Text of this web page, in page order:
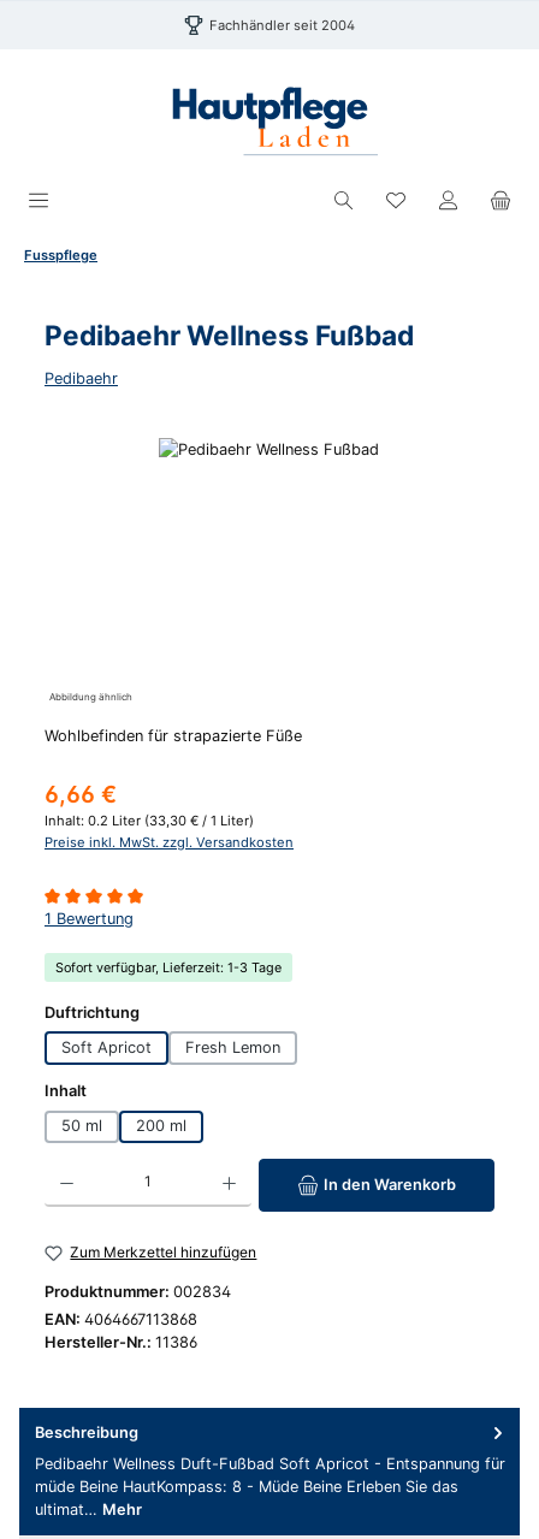
Zum Hauptinhalt springen Fachhändler seit 2004
Du hast 0
Fusspflege
Pedibaehr Wellness Fußbad
Pedibaehr
Bildergalerie überspringen
Abbildung ähnlich
Wohlbefinden für strapazierte Füße
Regulärer Preis:
6,66 €
Inhalt: 0.2 Liter (33,30 € / 1 Liter)
Preise inkl. MwSt. zzgl. Versandkosten
Durchschnittliche Bewertung von 5 von 5 Sternen
1 Bewertung
Sofort verfügbar, Lieferzeit: 1-3 Tage
Duftrichtungauswählen
Soft Apricot
Fresh Lemon
Inhaltauswählen
50 ml
200 ml
Produkt Anzahl: Gib den gewünschten Wert ein oder benutze die
In den Warenkorb
Zum Merkzettel hinzufügen
Produktnummer: 002834
EAN: 4064667113868
Hersteller-Nr.: 11386
Beschreibung
Pedibaehr Wellness Duft-Fußbad Soft Apricot - Entspannung für
müde Beine HautKompass: 8 - Müde Beine Erleben Sie das
ultimat… Mehr